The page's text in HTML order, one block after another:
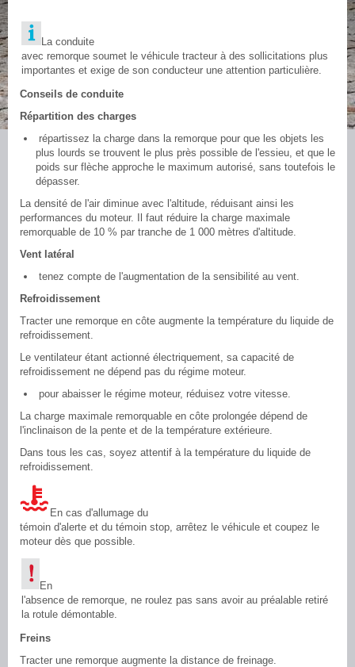
La conduite
avec remorque soumet le véhicule tracteur à des sollicitations plus
importantes et exige de son conducteur une attention particulière.
Conseils de conduite
Répartition des charges
répartissez la charge dans la remorque pour que les objets les
plus lourds se trouvent le plus près possible de l'essieu, et que le
poids sur flèche approche le maximum autorisé, sans toutefois le
dépasser.
La densité de l'air diminue avec l'altitude, réduisant ainsi les
performances du moteur. Il faut réduire la charge maximale
remorquable de 10 % par tranche de 1 000 mètres d'altitude.
Vent latéral
tenez compte de l'augmentation de la sensibilité au vent.
Refroidissement
Tracter une remorque en côte augmente la température du liquide de
refroidissement.
Le ventilateur étant actionné électriquement, sa capacité de
refroidissement ne dépend pas du régime moteur.
pour abaisser le régime moteur, réduisez votre vitesse.
La charge maximale remorquable en côte prolongée dépend de
l'inclinaison de la pente et de la température extérieure.
Dans tous les cas, soyez attentif à la température du liquide de
refroidissement.
En cas d'allumage du
témoin d'alerte et du témoin stop, arrêtez le véhicule et coupez le
moteur dès que possible.
En
l'absence de remorque, ne roulez pas sans avoir au préalable retiré
la rotule démontable.
Freins
Tracter une remorque augmente la distance de freinage.